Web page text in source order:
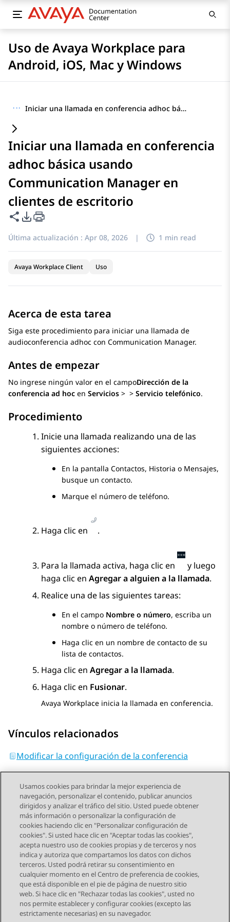
Uso de Avaya Workplace para
Android, iOS, Mac y Windows
··· Iniciar una llamada en conferencia adhoc básica usando Communication Manager en clientes de escritorio
Iniciar una llamada en conferencia
adhoc básica usando
Communication Manager en
clientes de escritorio
Compartir esta página
Opciones de exportación de PDF
Última actualización : Apr 08, 2026 | 1 min read
Avaya Workplace Client Uso
Acerca de esta tarea
Siga este procedimiento para iniciar una llamada de
audioconferencia adhoc con Communication Manager.
Antes de empezar
No ingrese ningún valor en el campoDirección de la
conferencia ad hoc en Servicios > > Servicio telefónico.
Procedimiento
Inicie una llamada realizando una de las
siguientes acciones:
En la pantalla Contactos, Historia o Mensajes,
busque un contacto.
Marque el número de teléfono.
Haga clic en .
Para la llamada activa, haga clic en
y luego
haga clic en Agregar a alguien a la llamada.
Realice una de las siguientes tareas:
En el campo Nombre o número, escriba un
nombre o número de teléfono.
Haga clic en un nombre de contacto de su
lista de contactos.
Haga clic en Agregar a la llamada.
Haga clic en Fusionar.
Avaya Workplace inicia la llamada en conferencia.
Vínculos relacionados
Modificar la configuración de la conferencia
Send Feedback
Navegación de tema
Tema anterior Tema siguiente
STAY CONNECTED
Usamos cookies para brindar la mejor experiencia de
navegación, personalizar el contenido, publicar anuncios
dirigidos y analizar el tráfico del sitio. Usted puede obtener
más información o personalizar la configuración de
cookies haciendo clic en "Personalizar configuración de
cookies". Si usted hace clic en "Aceptar todas las cookies",
acepta nuestro uso de cookies propias y de terceros y nos
indica y autoriza que compartamos los datos con dichos
terceros. Usted podrá retirar su consentimiento en
cualquier momento en el Centro de preferencia de cookies,
que está disponible en el pie de página de nuestro sitio
web. Si hace clic en "Rechazar todas las cookies", usted no
nos permite establecer y configurar cookies (excepto las
estrictamente necesarias) en su navegador.